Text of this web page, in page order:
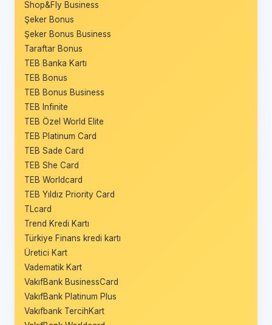
Shop&Fly Business
Şeker Bonus
Şeker Bonus Business
Taraftar Bonus
TEB Banka Kartı
TEB Bonus
TEB Bonus Business
TEB Infinite
TEB Özel World Elite
TEB Platinum Card
TEB Sade Card
TEB She Card
TEB Worldcard
TEB Yıldız Priority Card
TLcard
Trend Kredi Kartı
Türkiye Finans kredi kartı
Üretici Kart
Vadematik Kart
VakıfBank BusinessCard
VakıfBank Platinum Plus
Vakıfbank TercihKart